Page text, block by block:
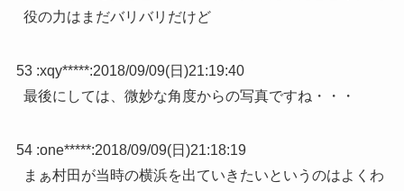
役の力はまだバリバリだけど
53 :xqy*****:2018/09/09(日)21:19:40
最後にしては、微妙な角度からの写真ですね・・・
54 :one*****:2018/09/09(日)21:18:19
まぁ村田が当時の横浜を出ていきたいというのはよくわ